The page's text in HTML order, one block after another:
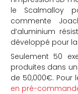
le Scalmalloy
commente
d’aluminium
développé pour
Seulement 50
produites dans
de 50,000€. Pour
en pré-